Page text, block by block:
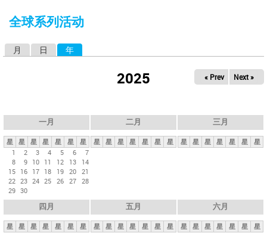
这
全球系列活动
月 日 年
2025 « Prev Next »
一月
星 星 星 星 星 星
星
1
2 3 4 5 6
7
8
9 10 11 12 13
14
15 16 17 18 19 20 21
22 23 24 25 26 27 28
29 30
二月
星 星 星 星 星 星 星
三月
星 星 星 星 星 星 星
四月
星 星 星 星 星 星 星
五月
星 星 星 星 星 星 星
六月
星 星 星 星 星 星 星